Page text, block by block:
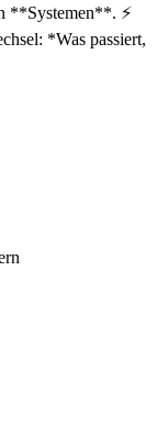
**Systemen**. ⚡
*Was passiert,